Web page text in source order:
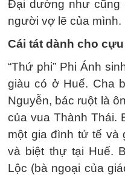
Đại dường như cũng
người vợ lẽ của mình.
Cái tát dành cho
“Thứ phi” Phi Ánh
giàu có ở Huế. Cha
Nguyễn, bác ruột là
của vua Thành Thái.
một gia đình tử tế và
và biệt thự tại Huế.
Lộc (bà ngoại của